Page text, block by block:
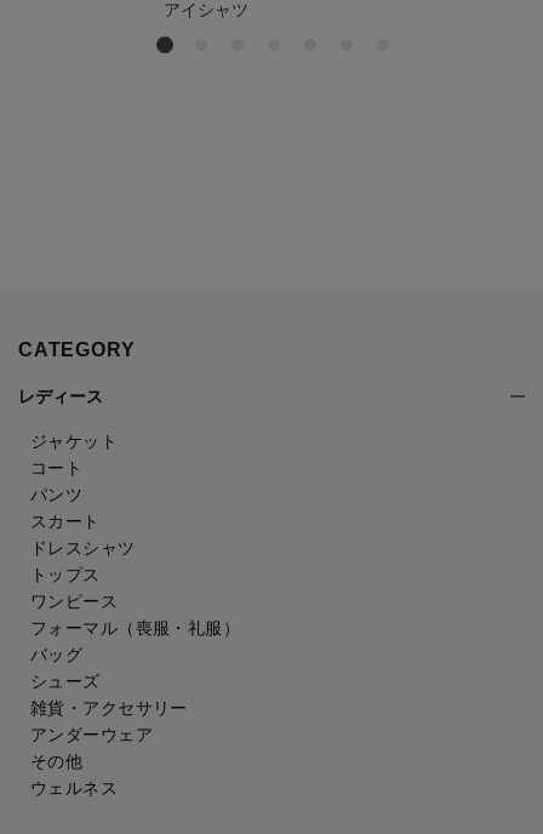
アイシャツ
CATEGORY
レディース
ジャケット
コート
パンツ
スカート
ドレスシャツ
トップス
ワンピース
フォーマル（喪服・礼服）
バッグ
シューズ
雑貨・アクセサリー
アンダーウェア
その他
ウェルネス